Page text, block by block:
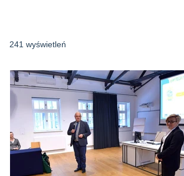
241 wyświetleń